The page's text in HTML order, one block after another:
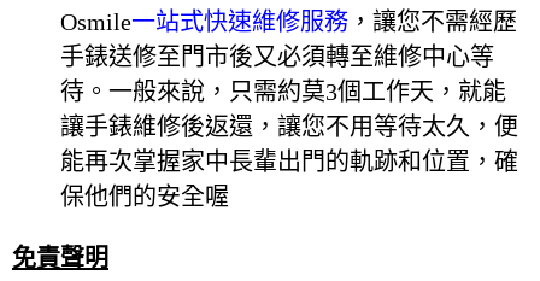
Osmile一站式快速維修服務 ，讓您不需經歷
手錶送修至門市後又必須轉至維修中心等
待。一般來說，只需約莫3個工作天，就能
讓手錶維修後返還，讓您不用等待太久，便
能再次掌握家中長輩出門的軌跡和位置，確
保他們的安全喔
免責聲明